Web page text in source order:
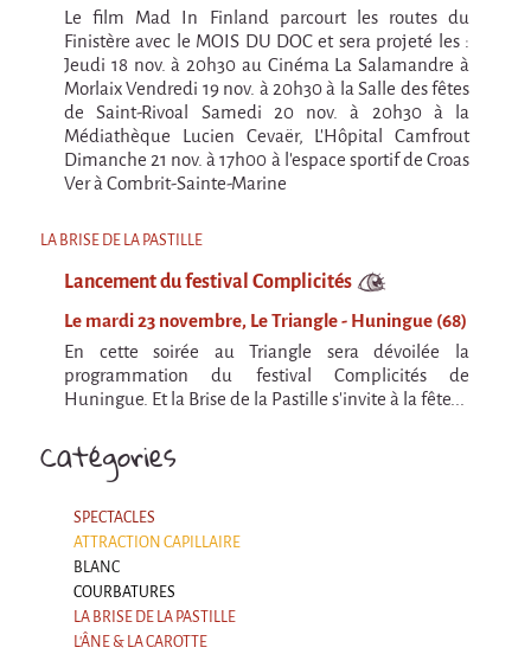
Catégories
SPECTACLES
ATTRACTION CAPILLAIRE
BLANC
COURBATURES
LA BRISE DE LA PASTILLE
L'ÂNE & LA CAROTTE
Le film Mad In Finland parcourt les routes du
Finistère avec le MOIS DU DOC et sera projeté les :
Jeudi 18 nov. à 20h30 au Cinéma La Salamandre à
Morlaix Vendredi 19 nov. à 20h30 à la Salle des fêtes
de Saint-Rivoal Samedi 20 nov. à 20h30 à la
Médiathèque Lucien Cevaër, L'Hôpital Camfrout
Dimanche 21 nov. à 17h00 à l'espace sportif de Croas
Ver à Combrit-Sainte-Marine
LA BRISE DE LA PASTILLE
Lancement du festival Complicités
Le mardi 23 novembre, Le Triangle - Huningue (68)
En cette soirée au Triangle sera dévoilée la
programmation du festival Complicités de
Huningue. Et la Brise de la Pastille s'invite à la fête...